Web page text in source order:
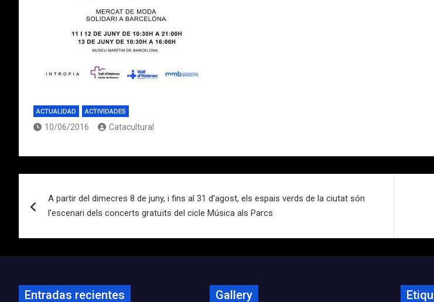
ACTUALIDAD ACTIVIDADES
10/06/2016 Catacultural
de
entradas
A partir del dimecres 8 de juny, i fins al 31 d’agost, els espais verds de la ciutat són
l’escenari dels concerts gratuïts del cicle Música als Parcs
Entradas recientes Gallery